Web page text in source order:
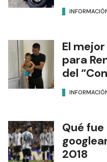
El
para
del
Qué
2018